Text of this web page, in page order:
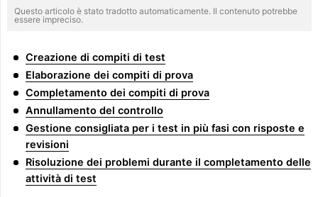
Questo articolo è stato tradotto automaticamente. Il contenuto potrebbe
essere impreciso.
Creazione di compiti di test
Elaborazione dei compiti di prova
Completamento dei compiti di prova
Annullamento del controllo
Gestione consigliata per i test in più fasi con risposte e
revisioni
Risoluzione dei problemi durante il completamento delle
attività di test